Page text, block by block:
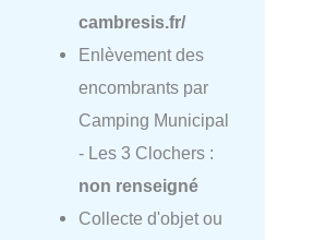
cambresis.fr/
Enlèvement des
encombrants par
Camping Municipal
- Les 3 Clochers :
non renseigné
Collecte d'objet ou